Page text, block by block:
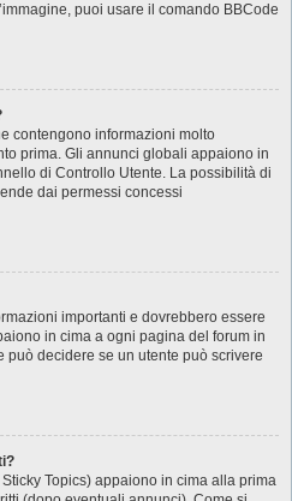
puoi usare il comando BBCode
contengono informazioni molto
prima. Gli annunci globali appaiono in
di Controllo Utente. La possibilità di
dai permessi concessi
importanti e dovrebbero essere
in cima a ogni pagina del forum in
può decidere se un utente può scrivere
Topics) appaiono in cima alla prima